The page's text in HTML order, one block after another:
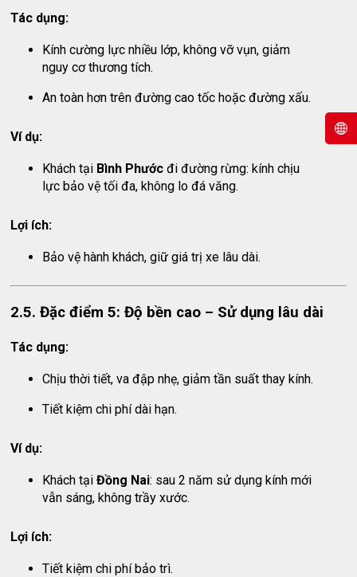
Tác dụng:
Kính cường lực nhiều lớp, không vỡ vụn, giảm
nguy cơ thương tích.
An toàn hơn trên đường cao tốc hoặc đường xấu.
Ví dụ:
Khách tại Bình Phước đi đường rừng: kính chịu
lực bảo vệ tối đa, không lo đá văng.
Lợi ích:
Bảo vệ hành khách, giữ giá trị xe lâu dài.
2.5. Đặc điểm 5: Độ bền cao – Sử dụng lâu dài
Tác dụng:
Chịu thời tiết, va đập nhẹ, giảm tần suất thay kính.
Tiết kiệm chi phí dài hạn.
Ví dụ:
Khách tạiĐồng Nai: sau 2 năm sử dụng kính mới
vẫn sáng, không trầy xước.
Lợi ích:
Tiết kiệm chi phí bảo trì.